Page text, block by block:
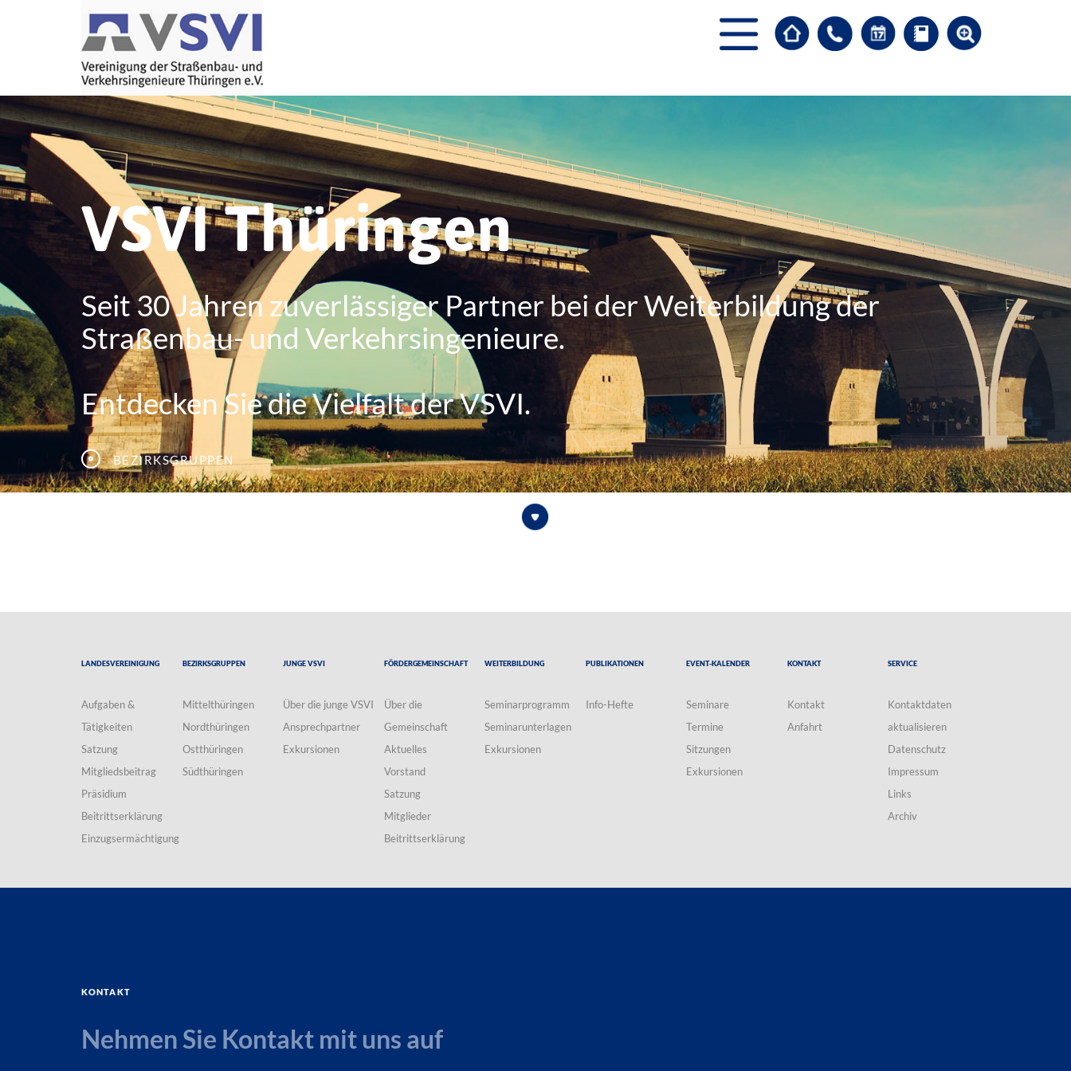
VSVI Thüringen
Seit 30 Jahren zuverlässiger Partner bei der Weiterbildung der
Straßenbau- und Verkehrsingenieure.
Entdecken Sie die Vielfalt der VSVI.
Bezirksgruppen
Landesvereinigung
Aufgaben &
Tätigkeiten
Satzung
Mitgliedsbeitrag
Präsidium
Beitrittserklärung
Einzugsermächtigung
Bezirksgruppen
Mittelthüringen
Nordthüringen
Ostthüringen
Südthüringen
Junge VSVI
Über die junge VSVI
Ansprechpartner
Exkursionen
Fördergemeinschaft
Über die
Gemeinschaft
Aktuelles
Vorstand
Satzung
Mitglieder
Beitrittserklärung
Weiterbildung
Seminarprogramm
Seminarunterlagen
Exkursionen
Publikationen
Info-Hefte
Event-Kalender
Seminare
Termine
Sitzungen
Exkursionen
Kontakt
Kontakt
Anfahrt
Service
Kontaktdaten
aktualisieren
Datenschutz
Impressum
Links
Archiv
Kontakt
Nehmen Sie Kontakt mit uns auf